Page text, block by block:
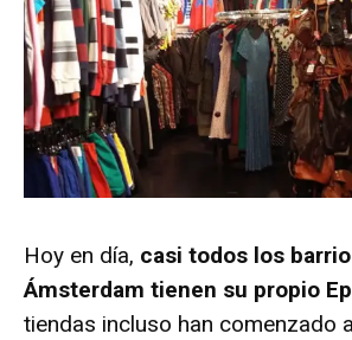
Hoy en día, casi todos los
Ámsterdam tienen su propio
tiendas incluso han comenzado